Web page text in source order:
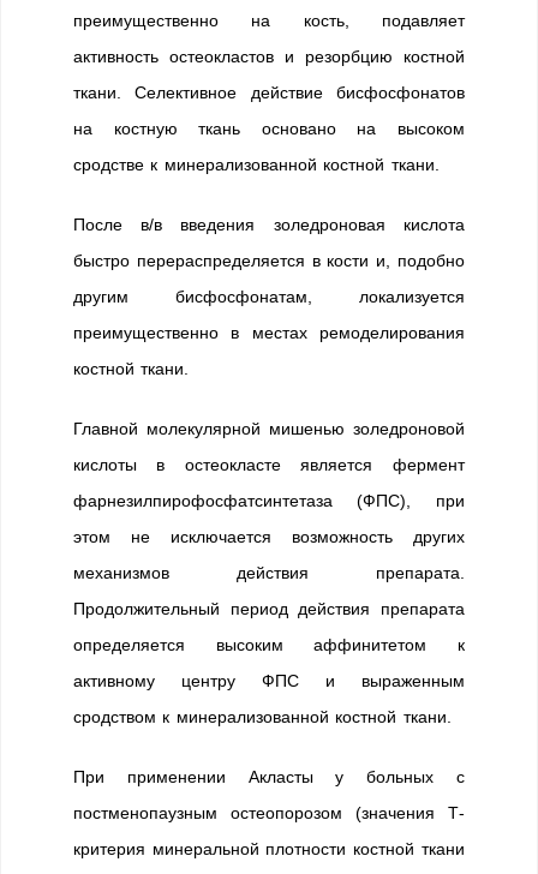
преимущественно на кость, подавляет
активность остеокластов и резорбцию костной
ткани. Селективное действие бисфосфонатов
на костную ткань основано на высоком
сродстве к минерализованной костной ткани.
После в/в введения золедроновая кислота
быстро перераспределяется в кости и, подобно
другим бисфосфонатам, локализуется
преимущественно в местах ремоделирования
костной ткани.
Главной молекулярной мишенью золедроновой
кислоты в остеокласте является фермент
фарнезилпирофосфатсинтетаза (ФПС), при
этом не исключается возможность других
механизмов действия препарата.
Продолжительный период действия препарата
определяется высоким аффинитетом к
активному центру ФПС и выраженным
сродством к минерализованной костной ткани.
При применении Акласты у больных с
постменопаузным остеопорозом (значения Т-
критерия минеральной плотности костной ткани